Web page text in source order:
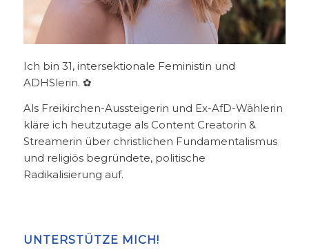
Ich bin 31, intersektionale Feministin und
ADHSlerin. ✿
Als Freikirchen-Aussteigerin und Ex-AfD-Wählerin
kläre ich heutzutage als Content Creatorin &
Streamerin über christlichen Fundamentalismus
und religiös begründete, politische
Radikalisierung auf.
UNTERSTÜTZE MICH!